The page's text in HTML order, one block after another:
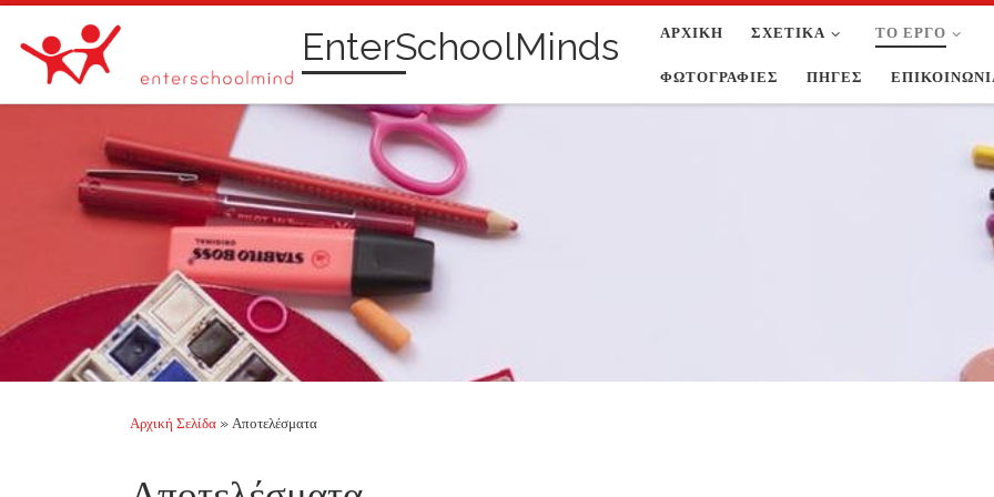
Μετάβαση στο περιεχόμενο EnterSchoolMinds ΑΡΧΙΚΉ ΣΧΕΤΙΚΆ ΤΟ ΈΡΓΟ
ΦΩΤΟΓΡΑΦΊΕΣ ΠΗΓΈΣ
Αρχική Σελίδα » Αποτελέσματα